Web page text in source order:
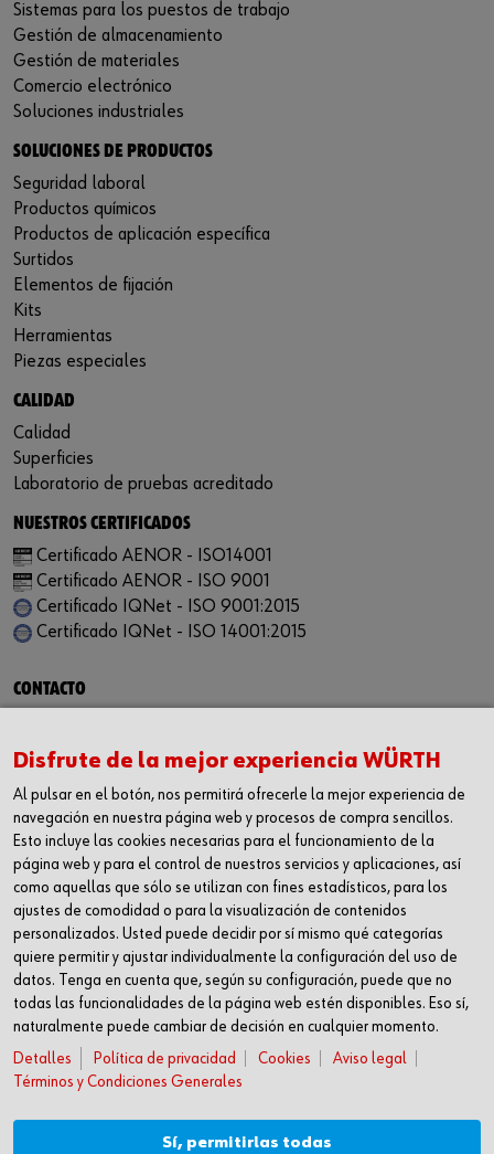
Sistemas para los puestos de trabajo
Gestión de almacenamiento
Gestión de materiales
Comercio electrónico
Soluciones industriales
SOLUCIONES DE PRODUCTOS
Seguridad laboral
Productos químicos
Productos de aplicación específica
Surtidos
Elementos de fijación
Kits
Herramientas
Piezas especiales
CALIDAD
Calidad
Superficies
Laboratorio de pruebas acreditado
NUESTROS CERTIFICADOS
Certificado AENOR - ISO14001
Certificado AENOR - ISO 9001
Certificado IQNet - ISO 9001:2015
Certificado IQNet - ISO 14001:2015
CONTACTO
Carrer dels Joiers, 21
08184 Palau-solità i Plegamans
Barcelona
Inc. Reg. Merc. de Barcelona
Tomo 31268
Folio 81
Hoja B-192462 Incscrip. 1a
CIF – A61818670
T +34 938.602.110
F +34 938.643.332
industria@wurth-industria.es
SÍGUENOS
Linkedin
YouTube
Disfrute de la mejor experiencia WÜRTH
Al pulsar en el botón, nos permitirá ofrecerle la mejor experiencia de
navegación en nuestra página web y procesos de compra sencillos.
Esto incluye las cookies necesarias para el funcionamiento de la
página web y para el control de nuestros servicios y aplicaciones, así
como aquellas que sólo se utilizan con fines estadísticos, para los
ajustes de comodidad o para la visualización de contenidos
personalizados. Usted puede decidir por sí mismo qué categorías
quiere permitir y ajustar individualmente la configuración del uso de
datos. Tenga en cuenta que, según su configuración, puede que no
todas las funcionalidades de la página web estén disponibles. Eso sí,
naturalmente puede cambiar de decisión en cualquier momento.
Detalles
Política de privacidad Cookies
Aviso legal
Términos y Condiciones Generales
Sí, permitirlas todas